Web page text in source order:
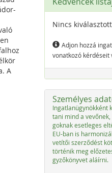
A
Nincs
Adjon hozzá
vonatkozó kérdéseit
Személyes
In­gat­la­nü­g­ynök­ként
ta­ni mind a
go­knak eset­le­ges
EU-ban is
vetítői szer­ződést
tör­té­nik meg
gy­ző­könyvet aláír­ni.